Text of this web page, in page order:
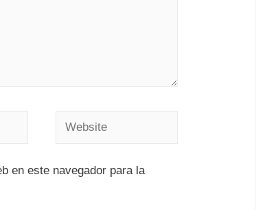
en este navegador para la